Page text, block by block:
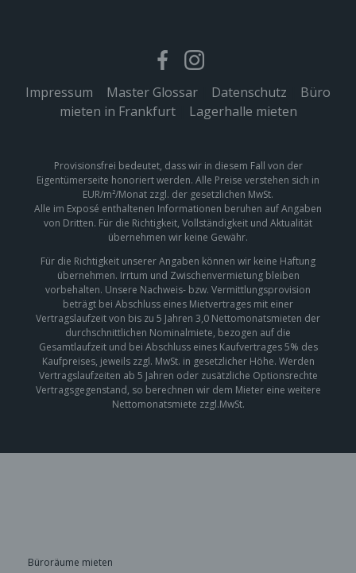
Impressum Master Glossar Datenschutz
Büro
mieten in Frankfurt| Lagerhalle mieten
Provisionsfrei bedeutet, dass wir in diesem Fall von der
Eigentümerseite honoriert werden. Alle Preise verstehen sich in
EUR/m²/Monat zzgl. der gesetzlichen MwSt.
Alle im Exposé enthaltenen Informationen beruhen auf Angaben
von Dritten. Für die Richtigkeit, Vollständigkeit und Aktualität
übernehmen wir keine Gewähr.
Für die Richtigkeit unserer Angaben können wir keine Haftung
übernehmen. Irrtum und Zwischenvermietung bleiben
vorbehalten. Unsere Nachweis- bzw. Vermittlungsprovision
beträgt bei Abschluss eines Mietvertrages mit einer
Vertragslaufzeit von bis zu 5 Jahren 3,0 Nettomonatsmieten der
durchschnittlichen Nominalmiete, bezogen auf die
Gesamtlaufzeit und bei Abschluss eines Kaufvertrages 5% des
Kaufpreises, jeweils zzgl. MwSt. in gesetzlicher Höhe. Werden
Vertragslaufzeiten ab 5 Jahren oder zusätzliche Optionsrechte
Vertragsgegenstand, so berechnen wir dem Mieter eine weitere
Nettomonatsmiete zzgl.MwSt.
Büroräume mieten